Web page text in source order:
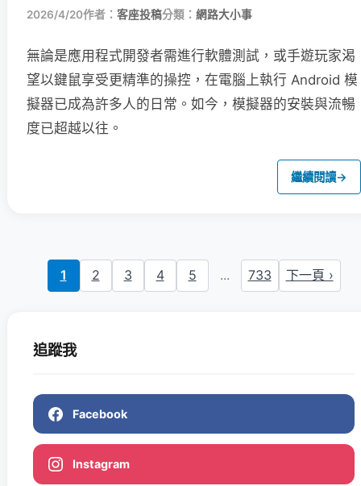
2026/4/20作者： 客座投稿分類： 網路大小事
無論是應用程式開發者需進行軟體測試，或手遊玩家渴
望以鍵鼠享受更精準的操控，在電腦上執行 Android 模
擬器已成為許多人的日常。如今，模擬器的安裝與流暢
度已超越以往。
繼續閱讀→
1 2 3 4 5 ... 733 下一頁 ›
追蹤我
Facebook
Instagram